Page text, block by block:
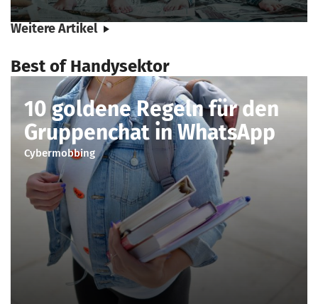
Weitere Artikel
Best of Handysektor
10 goldene Regeln für den
Gruppenchat in WhatsApp
Cybermobbing